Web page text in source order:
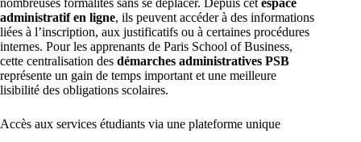
administratif en ligne, ils peuvent accéder à des informations
liées à l’inscription, aux justificatifs ou à certaines procédures
internes. Pour les apprenants de Paris School of Business,
cette centralisation des démarches administratives PSB
représente un gain de temps important et une meilleure
lisibilité des obligations scolaires.
Accès aux services étudiants via une plateforme unique